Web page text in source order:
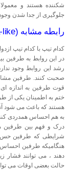
شکننده هستند و
جلوگیری از جدا شدن وجود
رابطه مشابه (Look-a-like) بین تیپ های شخصیتی
کدام تیپ با کدام تیپ
در این روابط به طرفین
رشد این روابط وجود
صحبت کنند. طرفین
قوت طرفین به اندازه ای
ختم به اطمینان یکی از
هستند که باعث می شود
به هم احساس همدردی
درک و فهم بین طرفین
شرایطی که طرفین حس
هنگامیکه طرفین احساس
دهند ، می توانند
حالت بعضی اوقات می